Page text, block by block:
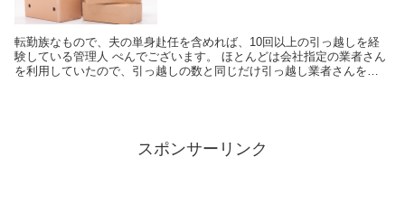
転勤族なもので、夫の単身赴任を含めれば、10回以上の引っ越しを経
験している管理人 ぺんでございます。 ほとんどは会社指定の業者さん
を利用していたので、引っ越しの数と同じだけ引っ越し業者さんを知
スポンサーリンク